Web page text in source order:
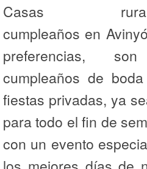
Casas
cumpleaños en
preferencias,
cumpleaños de
fiestas privadas, ya
para todo el fin de
con un evento